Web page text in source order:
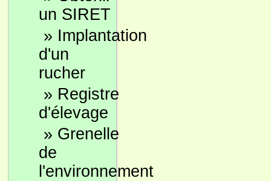
un SIRET
» Implantation
d'un
rucher
» Registre
d'élevage
» Grenelle
de
l'environnement